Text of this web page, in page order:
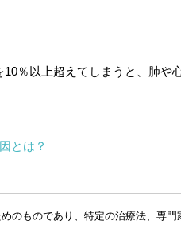
％以上超えてしまうと、肺や
とは？
のものであり、特定の治療法、専